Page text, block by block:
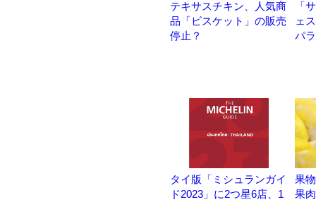
テキサスチキン、人気商
品「ビスケット」の販売
停止？
「
ェ
パ
タイ版「ミシュランガイ
ド2023」に2つ星6店、1
果
果